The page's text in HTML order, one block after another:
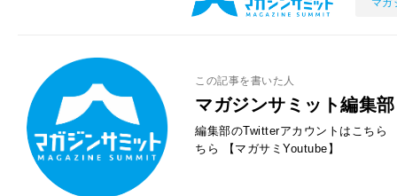
この記事を書いた人
マガジンサミット編集部
編集部のTwitterアカウントはこちら
ちら
【マガサミYoutube】